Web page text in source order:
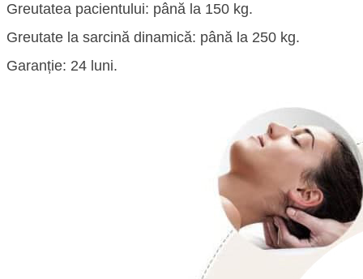
Greutatea pacientului: până la 150 kg.
Greutate la sarcină dinamică: până la 250 kg.
Garanție: 24 luni.